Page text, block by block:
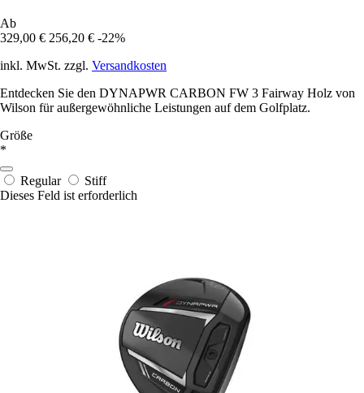
Ab
329,00 € 256,20 € -22%
inkl. MwSt. zzgl. Versandkosten
Entdecken Sie den DYNAPWR CARBON FW 3 Fairway Holz von
Wilson für außergewöhnliche Leistungen auf dem Golfplatz.
Größe
*
Regular
Stiff
Dieses Feld ist erforderlich